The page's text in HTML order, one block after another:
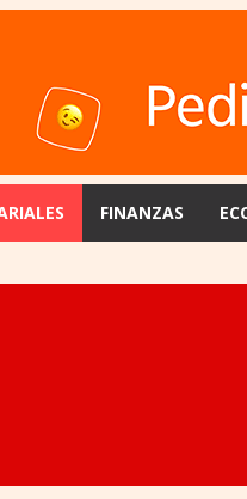
FINANZAS